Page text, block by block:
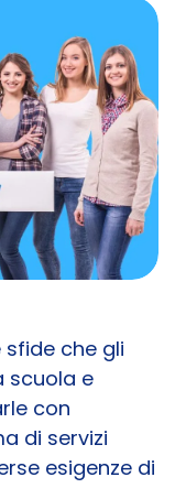
che gli
scuola e
con
di servizi
esigenze di